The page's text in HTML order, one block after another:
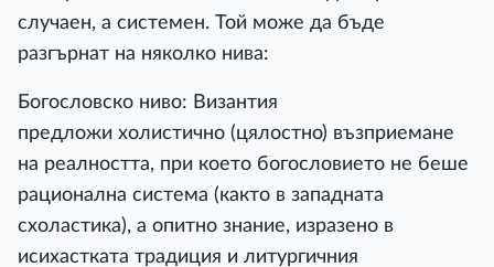
случаен, а системен. Той може да бъде
разгърнат на няколко нива:
Богословско ниво: Византия
предложи холистично (цялостно) възприемане
на реалността, при което богословието не беше
рационална система (както в западната
схоластика), а опитно знание, изразено в
исихастката традиция и литургичния